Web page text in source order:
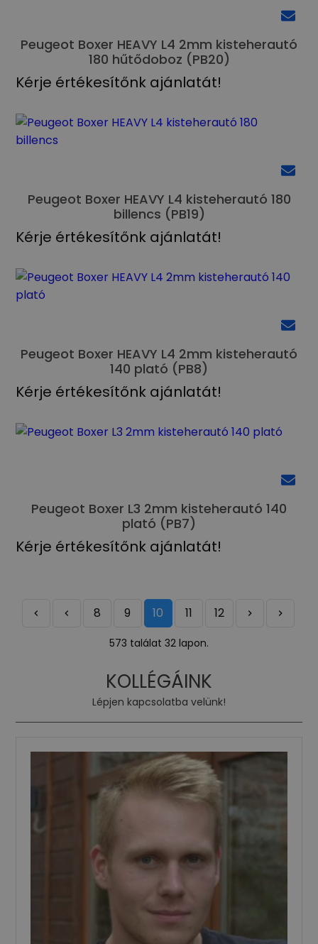
KOLLÉGÁINK
Lépjen kapcsolatba velünk!
Peugeot Boxer HEAVY L4 2mm kisteherautó
180 hűtődoboz (PB20)
Kérje értékesítőnk ajánlatát!
Peugeot Boxer HEAVY L4 kisteherautó 180
billencs (PB19)
Kérje értékesítőnk ajánlatát!
Peugeot Boxer HEAVY L4 2mm kisteherautó
140 plató (PB8)
Kérje értékesítőnk ajánlatát!
Peugeot Boxer L3 2mm kisteherautó 140
plató (PB7)
Kérje értékesítőnk ajánlatát!
8 9 10 11 12
573 találat 32 lapon.